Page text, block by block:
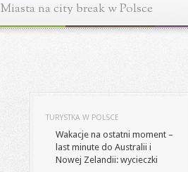
Miasta na city break w Polsce
TURYSTKA W POLSCE
Wakacje na ostatni moment –
last minute do Australii i
Nowej Zelandii: wycieczki